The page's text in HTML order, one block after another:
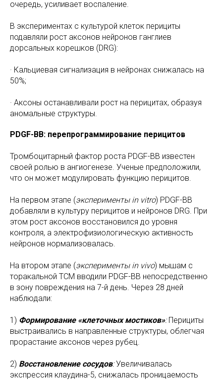
очередь, усиливает воспаление.
В экспериментах с культурой клеток перициты
подавляли рост аксонов нейронов ганглиев
дорсальных корешков (DRG):
· Кальциевая сигнализация в нейронах снижалась на
50%;
· Аксоны останавливали рост на перицитах, образуя
аномальные структуры.
PDGF-BB: перепрограммирование перицитов
Тромбоцитарный фактор роста PDGF-BB известен
своей ролью в ангиогенезе. Ученые предположили,
что он может модулировать функцию перицитов.
На первом этапе (эксперименты in vitro) PDGF-BB
добавляли в культуру перицитов и нейронов DRG. При
этом рост аксонов восстановился до уровня
контроля, а электрофизиологическую активность
нейронов нормализовалась.
На втором этапе (эксперименты in vivo) мышам с
торакальной ТСМ вводили PDGF-BB непосредственно
в зону повреждения на 7-й день. Через 28 дней
наблюдали:
1) Формирование «клеточных мостиков»:Перициты
выстраивались в направленные структуры, облегчая
прорастание аксонов через рубец.
2) Восстановление сосудов:Увеличивалась
экспрессия клаудина-5, снижалась проницаемость